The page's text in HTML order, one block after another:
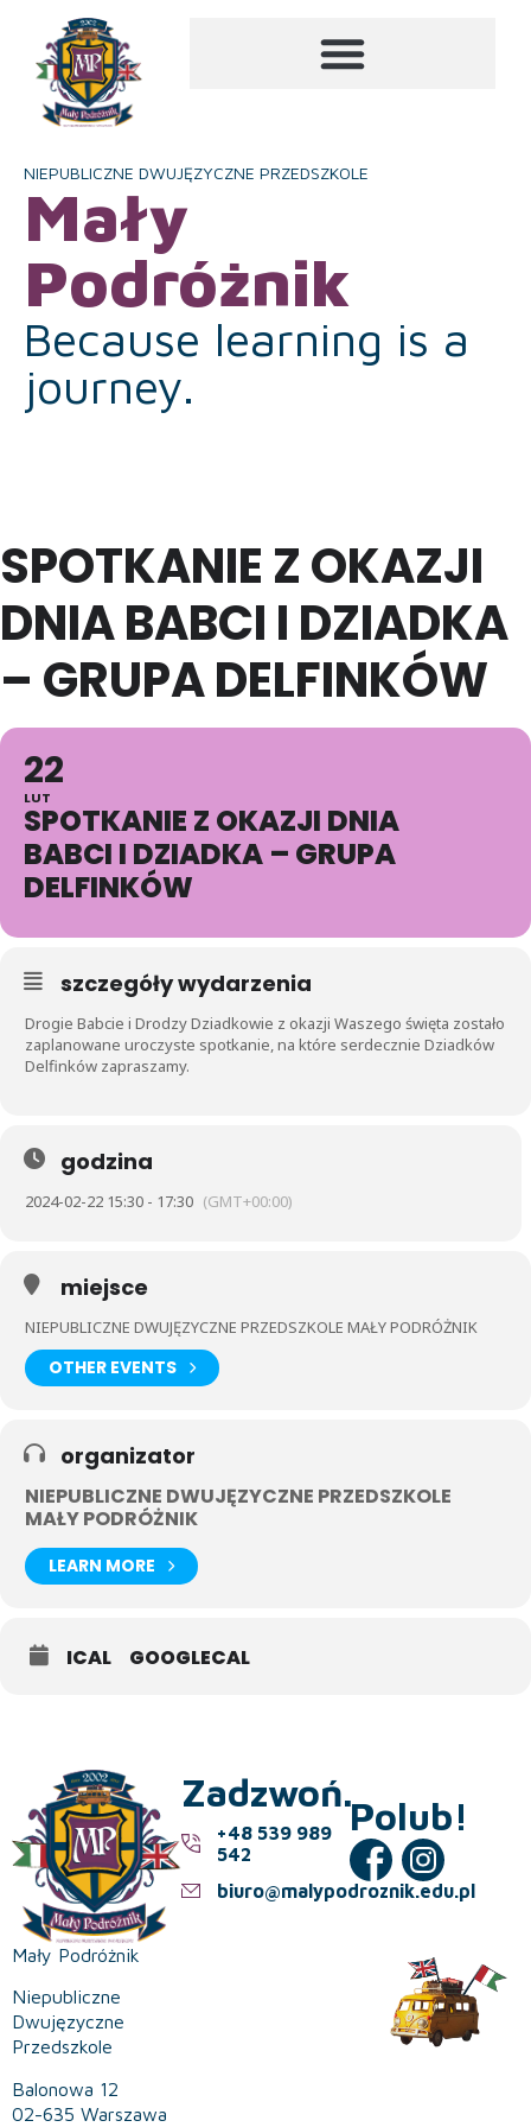
NIEPUBLICZNE DWUJĘZYCZNE PRZEDSZKOLE
Mały
Podróżnik
Because learning is a
journey.
SPOTKANIE Z OKAZJI
DNIA BABCI I DZIADKA
– GRUPA DELFINKÓW
22
LUT
SPOTKANIE Z OKAZJI DNIA
BABCI I DZIADKA – GRUPA
DELFINKÓW
szczegóły wydarzenia
Drogie Babcie i Drodzy Dziadkowie z okazji Waszego święta zostało
zaplanowane uroczyste spotkanie, na które serdecznie Dziadków
Delfinków zapraszamy.
godzina
2024-02-22 15:30 - 17:30 (GMT+00:00)
miejsce
NIEPUBLICZNE DWUJĘZYCZNE PRZEDSZKOLE MAŁY PODRÓŻNIK
OTHER EVENTS
organizator
NIEPUBLICZNE DWUJĘZYCZNE PRZEDSZKOLE
MAŁY PODRÓŻNIK
LEARN MORE
ICAL GOOGLECAL
Mały Podróżnik
Niepubliczne
Dwujęzyczne
Przedszkole
Balonowa 12
02-635 Warszawa
Zadzwoń.
+48 539 989
542
biuro@malypodroznik.edu.pl
Polub!